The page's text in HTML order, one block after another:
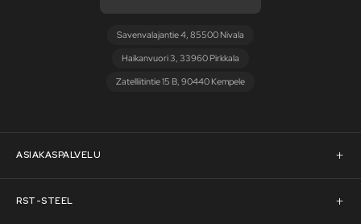
Savenvalajantie 4, 85500 Nivala
Haikanvuori 3, 33960 Pirkkala
Zatelliitintie 15 B, 90440 Kempele
ASIAKASPALVELU
Asiakaspalvelu
RST-STEEL